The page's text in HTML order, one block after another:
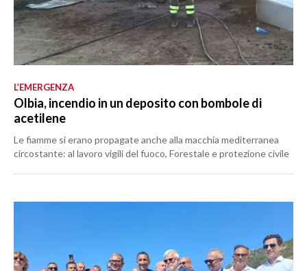
L’EMERGENZA
Olbia, incendio in un deposito con bombole di
acetilene
Le fiamme si erano propagate anche alla macchia mediterranea
circostante: al lavoro vigili del fuoco, Forestale e protezione civile